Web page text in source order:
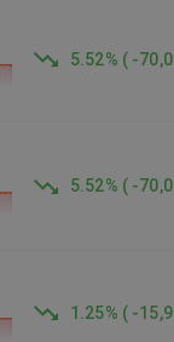
5.52% ( -
5.52% ( -
1.25% ( -